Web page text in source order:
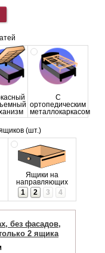
С
ортопедическим
металлокаркасом
(шт.)
Ящики на
направляющих
1
2 3 4
без фасадов,
2 ящика